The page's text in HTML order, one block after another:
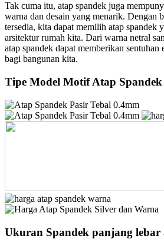
Tak cuma itu, atap spandek juga
warna dan desain yang menarik. Dengan
tersedia, kita dapat memilih atap spandek
arsitektur rumah kita. Dari warna netral
atap spandek dapat memberikan sentuhan
bagi bangunan kita.
Tipe Model Motif Atap Spandek
Ukuran Spandek panjang lebar